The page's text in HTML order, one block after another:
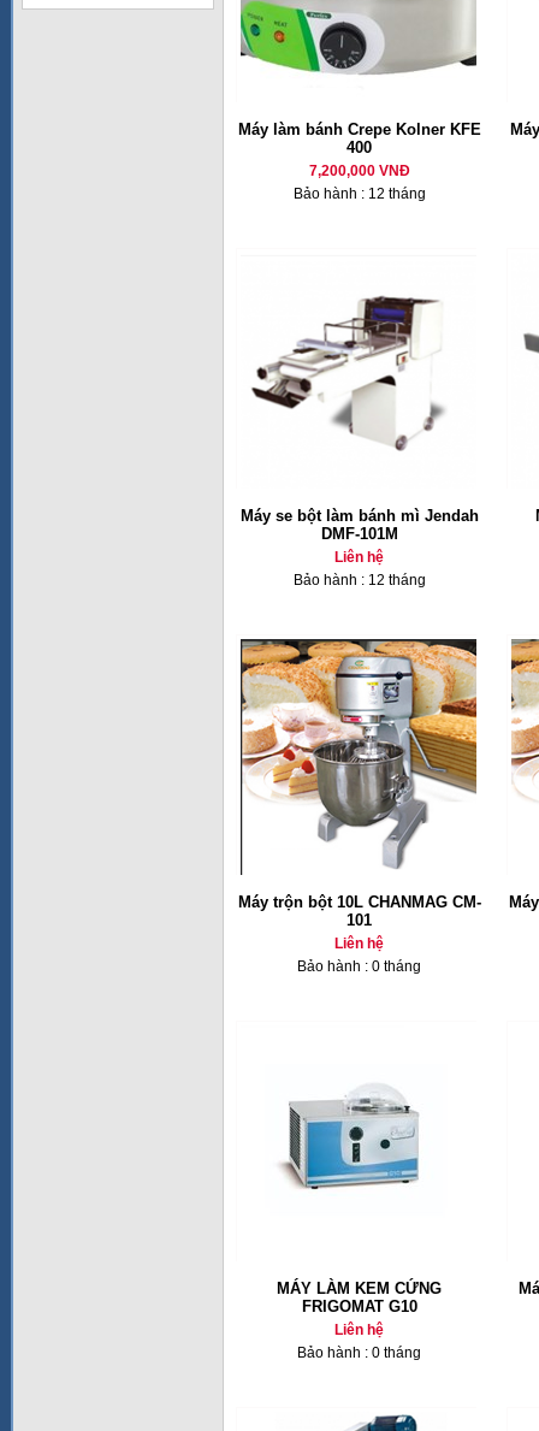
Máy làm bánh Crepe Kolner KFE
400
7,200,000 VNĐ
Bảo hành : 12 tháng
Máy se bột làm bánh mì Jendah
DMF-101M
Liên hệ
Bảo hành : 12 tháng
Máy trộn bột 10L CHANMAG CM-
101
Liên hệ
Bảo hành : 0 tháng
MÁY LÀM KEM CỨNG
FRIGOMAT G10
Liên hệ
Bảo hành : 0 tháng